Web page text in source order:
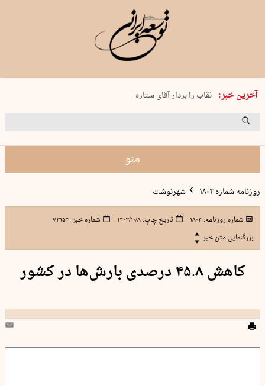
آخرین خبر:
پنجشنبه 15 مرداد 1405 شماره 2243
نقاب را بردار آقای ستاره
کدام فوتبال؟
منو
روزنامه شماره ۱۸۰۴ شهرنوشت
شماره روزنامه:۱۸۰۴ تاریخ چاپ:۱۴۰۳/۱۰/۸ شماره خبر:۷۳۱۵۴
بزرگنمایی متن خبر
کاهش ۴۵.۸ درصدی بارش‌ها در کشور